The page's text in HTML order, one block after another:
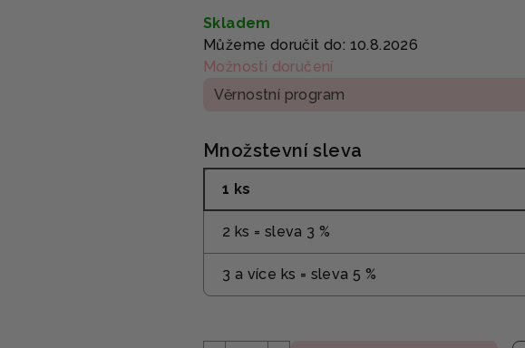
cena:
Skladem
Můžeme doručit do: 10.8.2026
Možnosti doručení
Věrnostní program
Množstevní sleva
1 ks
2 ks = sleva 3 %
3 a více ks = sleva 5 %